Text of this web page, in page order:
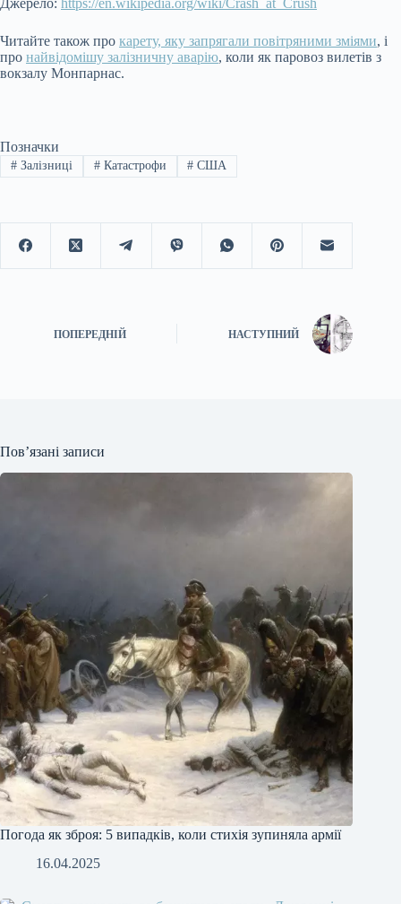
Джерело: https://en.wikipedia.org/wiki/Crash_at_Crush
Читайте також про карету, яку запрягали повітряними зміями, і
про найвідомішу залізничну аварію, коли як паровоз вилетів з
вокзалу Монпарнас.
Позначки
#Залізниці #Катастрофи # США
ПОПЕРЕДНІЙ НАСТУПНИЙ
Пов’язані записи
Погода як зброя: 5 випадків, коли стихія зупиняла армії
16.04.2025